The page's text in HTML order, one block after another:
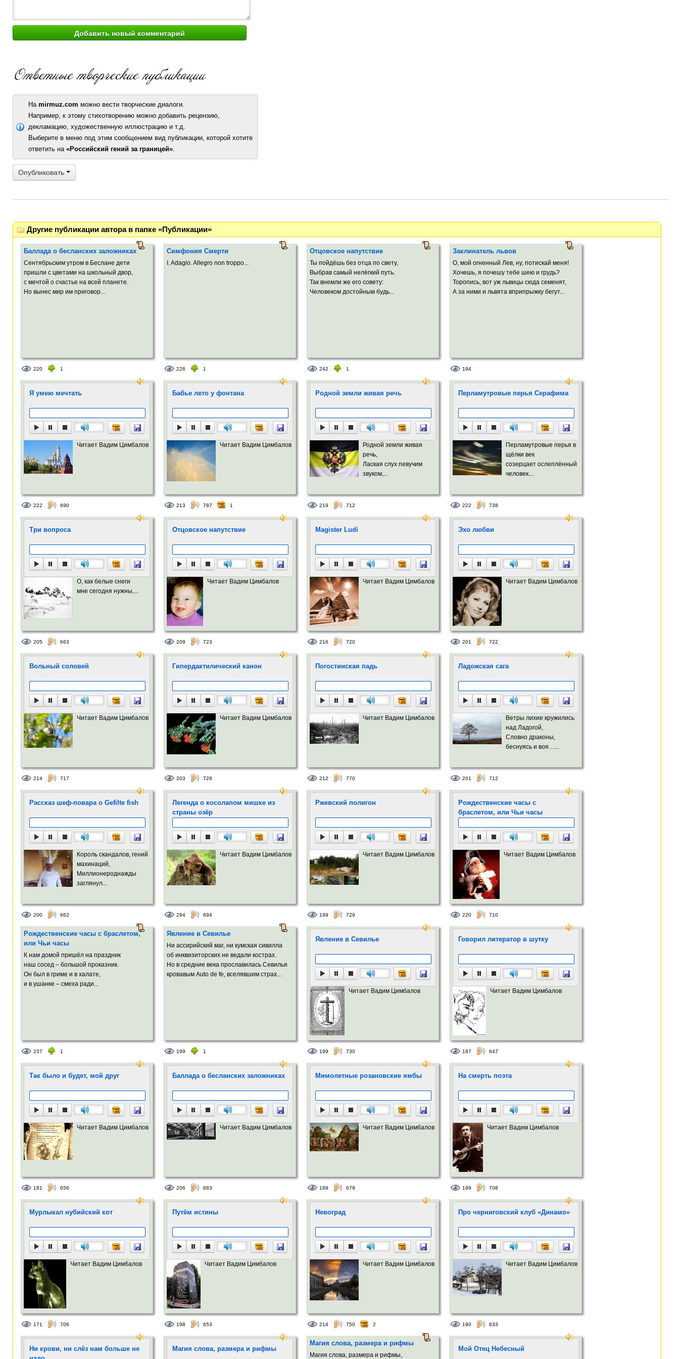
На mirmuz.com можно вести творческие диалоги.
Например, к этому стихотворению можно добавить рецензию,
декламацию, художественную иллюстрацию и т.д.
Выберите в меню под этим сообщением вид публикации, которой хотите
ответить на «Российский гений за границей».
Опубликовать
Другие публикации автора в папке «Публикации»
Баллада о бесланских заложниках
Сентябрьским утром в Беслане дети
пришли с цветами на школьный двор,
с мечтой о счастье на всей планете.
Но вынес мир им приговор...
220 1
Симфония Смерти
I. Adagio. Allegro non troppo...
226 1
Отцовское напутствие
Ты пойдёшь без отца по свету,
Выбрав самый нелёгкий путь.
Так внемли же его совету:
Человеком достойным будь...
242 1
Заклинатель львов
О, мой огненный Лев, ну, потискай меня!
Хочешь, я почешу тебе шею и грудь?
Торопись, вот уж львицы сюда семенят,
А за ними и львята вприпрыжку бегут...
194
Я умею мечтать
Читает Вадим Цимбалов
222 690
Бабье лето у фонтана
Читает Вадим Цимбалов
213 787 1
Родной земли живая речь
Родной земли живая
речь,
Лаская слух певучим
звуком,...
219 712
Перламутровые перья Серафима
Перламутровые перья в
щёлки век
созерцает ослеплённый
человек....
222 738
Три вопроса
О, как белые снеги
мне сегодня нужны,...
205 663
Отцовское напутствие
Читает Вадим Цимбалов
209 723
Magister Ludi
Читает Вадим Цимбалов
216 720
Эхо любви
Читает Вадим Цимбалов
201 722
Вольный соловей
Читает Вадим Цимбалов
214 717
Гипердактилический канон
Читает Вадим Цимбалов
203 728
Погостинская падь
Читает Вадим Цимбалов
212 770
Ладожская сага
Ветры лихие кружились
над Ладогой,
Словно драконы,
беснуясь и воя…...
201 712
Рассказ шеф-повара о Gefilte fish
Король скандалов, гений
махинаций,
Миллионероднажды
заглянул...
200 662
Легенда о косолапом мишке из
страны озёр
Читает Вадим Цимбалов
294 694
Ржевский полигон
Читает Вадим Цимбалов
199 729
Рождественские часы с
браслетом, или Чьи часы
Читает Вадим Цимбалов
220 710
Рождественские часы с браслетом,
или Чьи часы
К нам домой пришёл на праздник
наш сосед – большой проказник.
Он был в гриме и в халате,
и в ушанке – смеха ради...
237 1
Явление в Севилье
Ни ассирийский маг, ни кумская сивилла
об инквизиторских не ведали кострах.
Но в средние века прославилась Севилья
кровавым Auto de fe, вселявшим страх...
199 1
Явление в Севилье
Читает Вадим Цимбалов
199 730
Говорил литератор в шутку
Читает Вадим Цимбалов
187 647
Так было и будет, мой друг
Читает Вадим Цимбалов
181 656
Баллада о бесланских заложниках
Читает Вадим Цимбалов
206 683
Мимолетные розановские ямбы
Читает Вадим Цимбалов
189 679
На смерть поэта
Читает Вадим Цимбалов
199 708
Мурлыкал нубийский кот
Читает Вадим Цимбалов
171 706
Путём истины
Читает Вадим Цимбалов
198 653
Невоград
Читает Вадим Цимбалов
214 750 2
Про черниговский клуб «Динамо»
Читает Вадим Цимбалов
190 633
Ни крови, ни слёз нам больше не
Магия слова, размера и рифмы
Магия слова, размера и рифмы
Магия слова, размера и рифмы,
Мой Отец Небесный